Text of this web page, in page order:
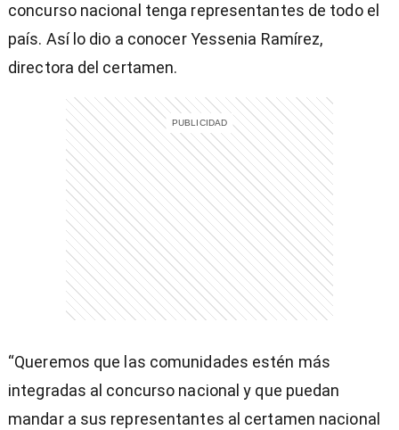
concurso nacional tenga representantes de todo el
país. Así lo dio a conocer Yessenia Ramírez,
directora del certamen.
“Queremos que las comunidades estén más
integradas al concurso nacional y que puedan
mandar a sus representantes al certamen nacional